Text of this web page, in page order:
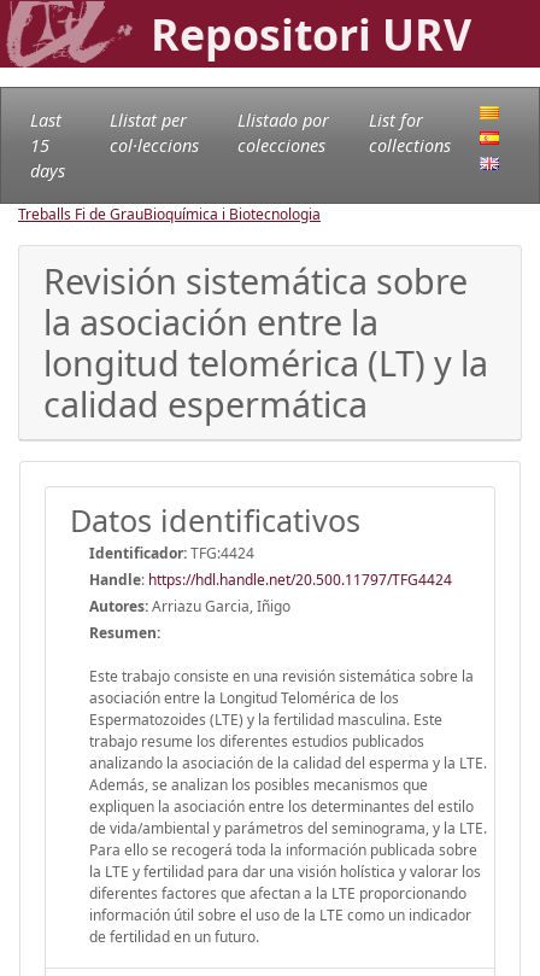
Repositori URV
Last
15
days
Llistat per
col·leccions
Llistado por
colecciones
List for
collections
Treballs Fi de GrauBioquímica i Biotecnologia
Revisión sistemática sobre
la asociación entre la
longitud telomérica (LT) y la
calidad espermática
Datos identificativos
Identificador:TFG:4424
Handle: https://hdl.handle.net/20.500.11797/TFG4424
Autores:Arriazu Garcia, Iñigo
Resumen:
Este trabajo consiste en una revisión sistemática sobre la
asociación entre la Longitud Telomérica de los
Espermatozoides (LTE) y la fertilidad masculina. Este
trabajo resume los diferentes estudios publicados
analizando la asociación de la calidad del esperma y la LTE.
Además, se analizan los posibles mecanismos que
expliquen la asociación entre los determinantes del estilo
de vida/ambiental y parámetros del seminograma, y la LTE.
Para ello se recogerá toda la información publicada sobre
la LTE y fertilidad para dar una visión holística y valorar los
diferentes factores que afectan a la LTE proporcionando
información útil sobre el uso de la LTE como un indicador
de fertilidad en un futuro.